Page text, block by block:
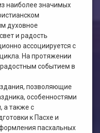
наиболее значимых
духовное
и радость
ассоциируется с
На протяжении
событием в
позволяющие
особенностями
а также с
к Пасхе и
пасхальных